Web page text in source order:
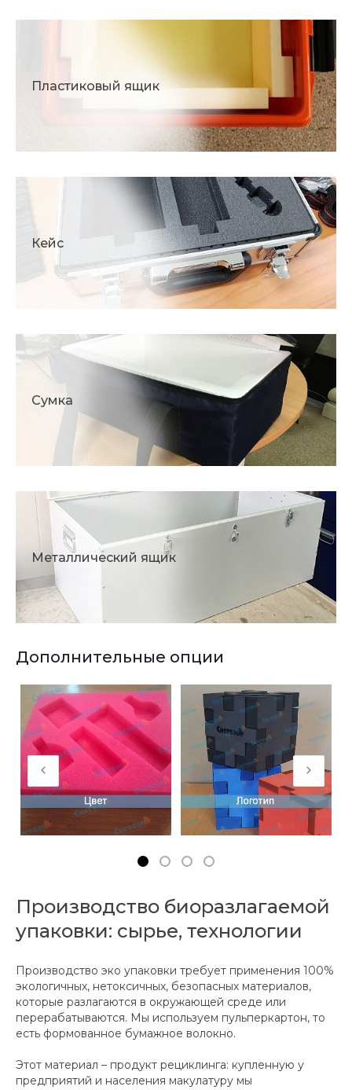
Пластиковый ящик
Кейс
Сумка
Металлический ящик
Дополнительные опции
Производство биоразлагаемой
упаковки: сырье, технологии
Производство эко упаковки требует применения 100%
экологичных, нетоксичных, безопасных материалов,
которые разлагаются в окружающей среде или
перерабатываются. Мы используем пульперкартон, то
есть формованное бумажное волокно.
Этот материал – продукт рециклинга: купленную у
предприятий и населения макулатуру мы